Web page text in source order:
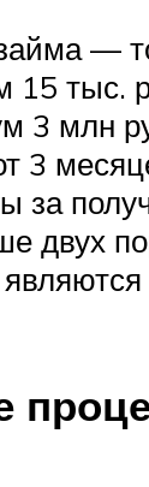
—
15 тыс.
3 млн
3
за
двух